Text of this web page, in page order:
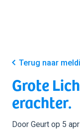
Terug naar
Grote
erachter.
Door Geurt op 5